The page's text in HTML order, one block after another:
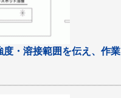
・溶接範囲を伝え、作業